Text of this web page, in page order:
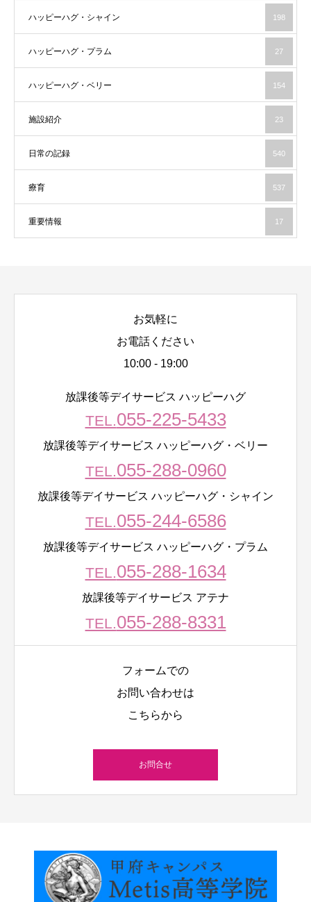
ハッピーハグ・シャイン 198
ハッピーハグ・プラム 27
ハッピーハグ・ベリー 154
施設紹介 23
日常の記録 540
療育 537
重要情報 17
お気軽に
お電話ください
10:00 - 19:00
放課後等デイサービス ハッピーハグ
TEL.055-225-5433
放課後等デイサービス ハッピーハグ・ベリー
TEL.055-288-0960
放課後等デイサービス ハッピーハグ・シャイン
TEL.055-244-6586
放課後等デイサービス ハッピーハグ・プラム
TEL.055-288-1634
放課後等デイサービス アテナ
TEL.055-288-8331
フォームでの
お問い合わせは
こちらから
お問合せ